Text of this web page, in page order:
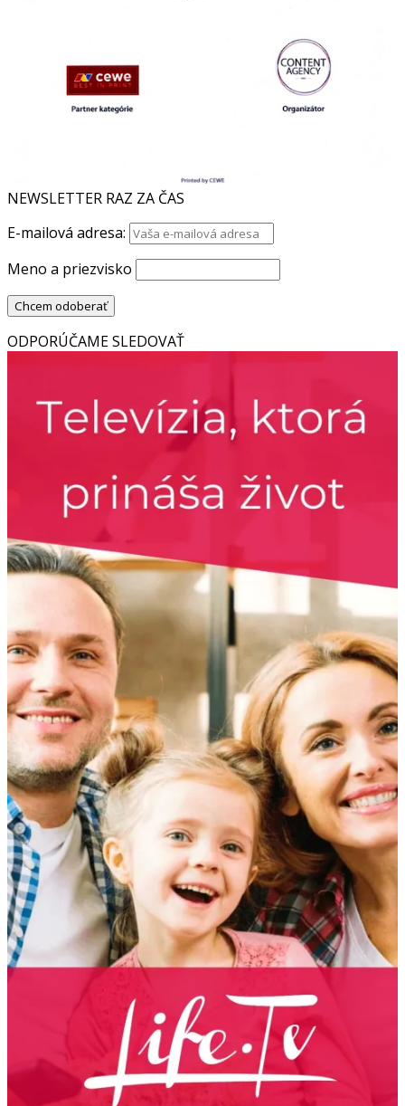
NEWSLETTER RAZ ZA ČAS
E-mailová adresa:
Meno a priezvisko
ODPORÚČAME SLEDOVAŤ